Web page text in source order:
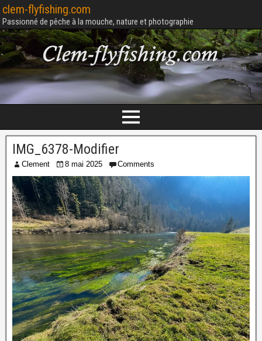
clem-flyfishing.com
Passionné de pêche à la mouche, nature et photographie
IMG_6378-Modifier
Clement 8 mai 2025 Comments